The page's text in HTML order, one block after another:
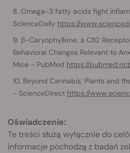
Omega-3 fatty acids fight
ScienceDaily https://
β-Caryophyllene, a CB2
Behavioral Changes Relevant to
Mice - PubMed https://
Beyond Cannabis: Plants and
- ScienceDirect https://
Oświadczenie:
Te treści służą wyłącznie do
informacje pochodzą z badań